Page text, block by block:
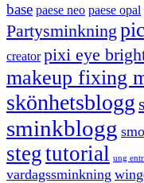
base paese neo paese opal
Partysminkning
creator pixi eye
makeup fixing
skönhetsblogg
sminkblogg
stegtutorial ung
vardagssminkning